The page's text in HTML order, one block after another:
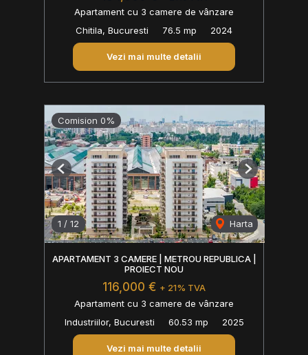
Apartament cu 3 camere de vânzare
Chitila, Bucuresti
76.5 mp 2024
Vezi mai multe detalii
Comision 0%
1 / 12 Harta
Previous Next
APARTAMENT 3 CAMERE | METROU REPUBLICA |
PROIECT NOU
116,000 € + 21% TVA
Apartament cu 3 camere de vânzare
Industriilor, Bucuresti
60.53 mp 2025
Vezi mai multe detalii